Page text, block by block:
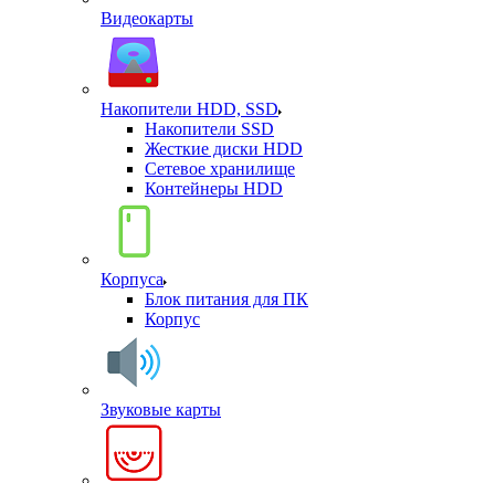
Видеокарты
Накопители HDD, SSD
Накопители SSD
Жесткие диски HDD
Сетевое хранилище
Контейнеры HDD
Корпуса
Блок питания для ПК
Корпус
Звуковые карты